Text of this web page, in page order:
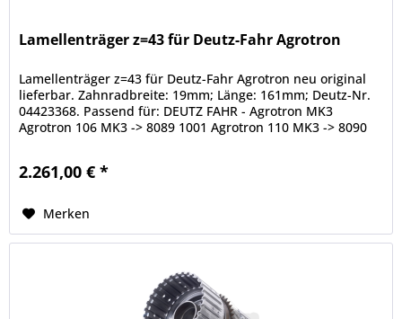
Lamellenträger z=43 für Deutz-Fahr Agrotron
Lamellenträger z=43 für Deutz-Fahr Agrotron neu original
lieferbar. Zahnradbreite: 19mm; Länge: 161mm; Deutz-Nr.
04423368. Passend für: DEUTZ FAHR - Agrotron MK3
Agrotron 106 MK3 -> 8089 1001 Agrotron 110 MK3 -> 8090
2.261,00 € *
Merken